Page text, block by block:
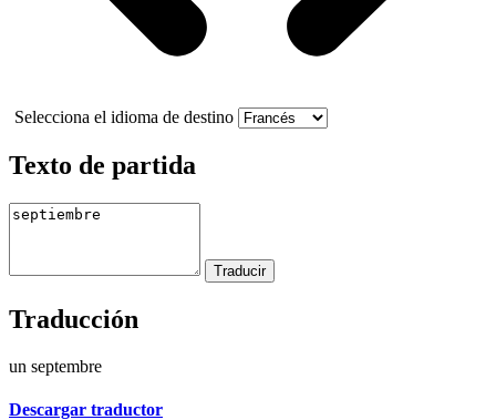
Selecciona el idioma de destino
Texto de partida
Traducción
un septembre
Descargar traductor